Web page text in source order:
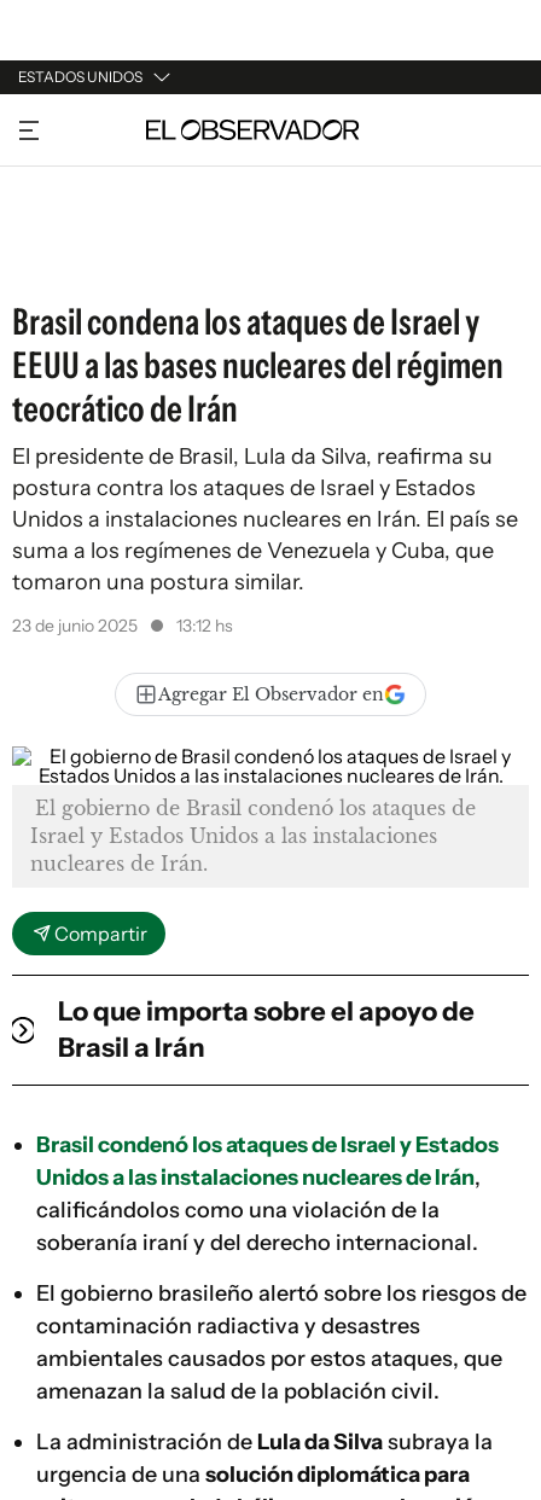
ESTADOS UNIDOS
URUGUAY
ARGENTINA
Brasil condena los ataques de Israel y
EEUU a las bases nucleares del régimen
teocrático de Irán
El presidente de Brasil, Lula da Silva, reafirma su
postura contra los ataques de Israel y Estados
Unidos a instalaciones nucleares en Irán. El país se
suma a los regímenes de Venezuela y Cuba, que
tomaron una postura similar.
23 de junio 2025 13:12 hs
Agregar El Observador en
El gobierno de Brasil condenó los ataques de
Israel y Estados Unidos a las instalaciones
nucleares de Irán.
Compartir
Lo que importa sobre el apoyo de
Brasil a Irán
Brasil condenó los ataques de Israel y Estados
Unidos a las instalaciones nucleares de Irán,
calificándolos como una violación de la
soberanía iraní y del derecho internacional.
El gobierno brasileño alertó sobre los riesgos de
contaminación radiactiva y desastres
ambientales causados por estos ataques, que
amenazan la salud de la población civil.
La administración de Lula da Silvasubraya la
urgencia de una solución diplomática para